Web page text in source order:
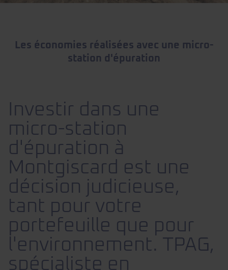
Les économies réalisées avec une micro-
station d'épuration
Investir dans une
micro-station
d'épuration à
Montgiscard est une
décision judicieuse,
tant pour votre
portefeuille que pour
l'environnement. TPAG,
spécialiste en